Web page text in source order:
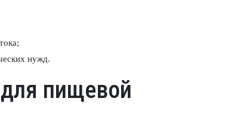
нужд.
пищевой